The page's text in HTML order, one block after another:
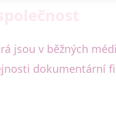
v běžných
dokumentární